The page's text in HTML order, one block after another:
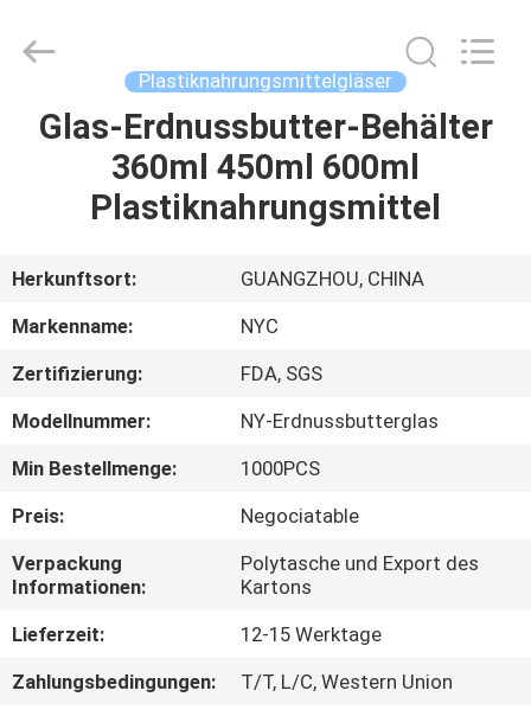
HAUS
PRODUKTE
ÜBER
UNS
FABRIK-
AUSFLUG
QUALITÄTSKONTROLLE
TRETEN
SIE
MIT
Rights
Reserved.
Plastiknahrungsmittelgläser
Glas-Erdnussbutter-Behälter
360ml 450ml 600ml
Plastiknahrungsmittel
Herkunftsort:
GUANGZHOU, CHINA
Markenname:
NYC
Zertifizierung:
FDA, SGS
Modellnummer:
NY-Erdnussbutterglas
Min Bestellmenge:
1000PCS
Preis:
Negociatable
Verpackung
Informationen:
Polytasche und Export des
Kartons
Lieferzeit:
12-15 Werktage
Zahlungsbedingungen:
T/T, L/C, Western Union